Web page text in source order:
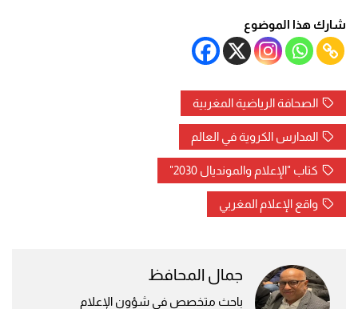
شارك هذا الموضوع
الصحافة الرياضية المغربية
المدارس الكروية في العالم
كتاب "الإعلام والمونديال 2030"
واقع الإعلام المغربي
جمال المحافظ
باحث متخصص في شؤون الإعلام